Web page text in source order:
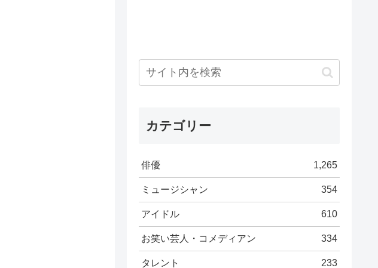
カテゴリー
俳優 1,265
ミュージシャン 354
アイドル 610
お笑い芸人・コメディアン 334
タレント 233